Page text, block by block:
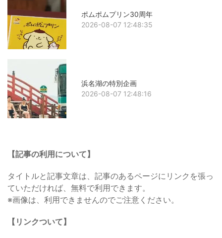
ポムポムプリン30周年
2026-08-07 12:48:35
浜名湖の特別企画
2026-08-07 12:48:16
【記事の利用について】
タイトルと記事文章は、記事のあるページにリンクを張っ
ていただければ、無料で利用できます。
※画像は、利用できませんのでご注意ください。
【リンクついて】